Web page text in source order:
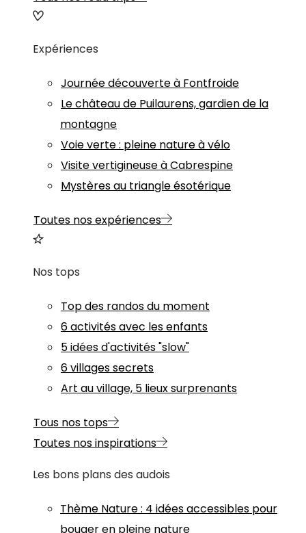
Expériences
Journée découverte à Fontfroide
Le château de Puilaurens, gardien de la
montagne
Voie verte : pleine nature à vélo
Visite vertigineuse à Cabrespine
Mystères au triangle ésotérique
Toutes nos expériences
Nos tops
Top des randos du moment
6 activités avec les enfants
5 idées d'activités "slow"
6 villages secrets
Art au village, 5 lieux surprenants
Tous nos tops
Toutes nos inspirations
Les bons plans des audois
Thème Nature: 4 idées accessibles pour
bouger en pleine nature